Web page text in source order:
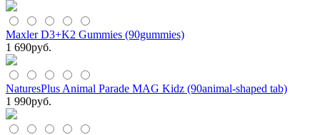
Maxler D3+K2 Gummies (90gummies)
1 690руб.
NaturesPlus Animal Parade MAG Kidz (90animal-shaped tab)
1 990руб.